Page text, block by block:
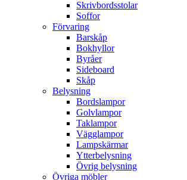
Skrivbordsstolar
Soffor
Förvaring
Barskåp
Bokhyllor
Byråer
Sideboard
Skåp
Belysning
Bordslampor
Golvlampor
Taklampor
Vägglampor
Lampskärmar
Ytterbelysning
Övrig belysning
Övriga möbler